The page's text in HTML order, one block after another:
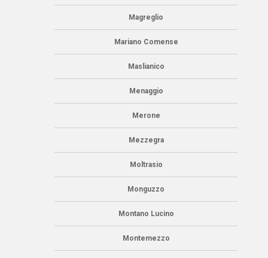
Magreglio
Mariano Comense
Maslianico
Menaggio
Merone
Mezzegra
Moltrasio
Monguzzo
Montano Lucino
Montemezzo